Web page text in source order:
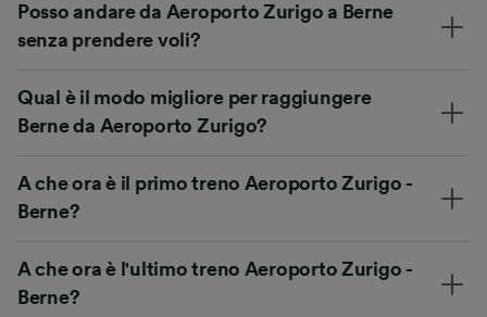
Posso andare da Aeroporto Zurigo a Berne
senza prendere voli?
Qual è il modo migliore per raggiungere
Berne da Aeroporto Zurigo?
A che ora è il primo treno Aeroporto Zurigo -
Berne?
A che ora è l'ultimo treno Aeroporto Zurigo -
Berne?